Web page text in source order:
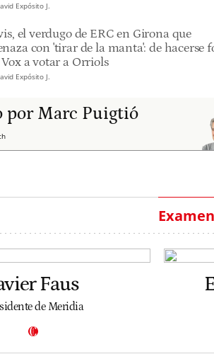
Expósito J.
el verdugo de ERC en Girona que
con 'tirar de la manta': de hacerse
a votar a Orriols
Expósito J.
por Marc Puigtió
Faus
de Meridia